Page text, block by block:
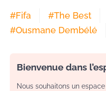
#Fifa #The Best
#Ousmane Dembélé
Bienvenue dans
Nous souhaitons un